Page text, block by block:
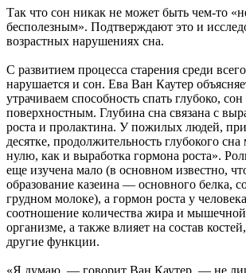
Так что сон никак не может быть чем-то
бесполезным». Подтверждают это и
возрастных нарушениях сна.
С развитием процесса старения среди
нарушается и сон. Ева Ван Каутер
утрачиваем способность спать глубоко,
поверхностным. Глубина сна связана с
роста и пролактина. У пожилых людей,
десятке, продолжительность глубокого
нулю, как и выработка гормона роста».
еще изучена мало (в основном известно,
образование казеина — основного белка,
грудном молоке), а гормон роста у
соотношение количества жира и
организме, а также влияет на состав
другие функции.
«Я думаю, — говорит Ван Каутер, — не